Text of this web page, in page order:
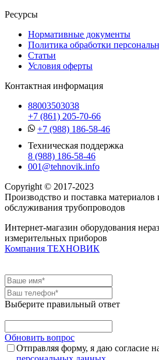
Ресурсы
Нормативные документы
Политика обработки
Статьи
Условия оферты
Контактная информация
88003503038
+7 (861) 205-70-66
+7 (988) 186-58-46
Техническая поддержка
8 (988) 186-58-46
001@tehnovik.info
Copyright © 2017-2023
Производство и поставка
обслуживания трубопроводов
Интернет-магазин оборудования
измерительных приборов
Компания ТЕХНОВИК
Выберите правильный ответ
Обновить вопрос
Отправляя форму, я даю согласие